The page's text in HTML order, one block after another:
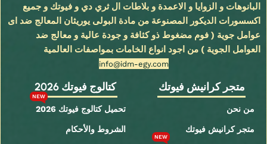
البانوهات و الزوايا و الاعمدة و بلاطات ال ثري دي و فيوتك و جميع
اكسسورات الديكور المصنوعة من مادة البولى يوريثان المعالج ضد اى
عوامل جوية ( فوم مضغوط ذو كثافة و جودة عالية و معالج ضد
العوامل الجوية ) من اجود انواع الخامات بمواصفات العالمية
info@idm-egy.com
متجر كرانيش فيوتك
من نحن
متجر كرانيش فيوتك
NEW
كتالوج فيوتك 2026
تحميل كتالوج فيوتك 2026
NEW
الشروط والأحكام